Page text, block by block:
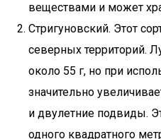
веществами и может
Стригуновский. Этот
северных территорий.
около 55 г, но при
значительно
и двулетние подвиды.
одного квадратного